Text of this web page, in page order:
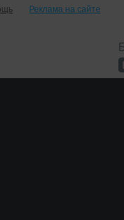
Реклама на сайте